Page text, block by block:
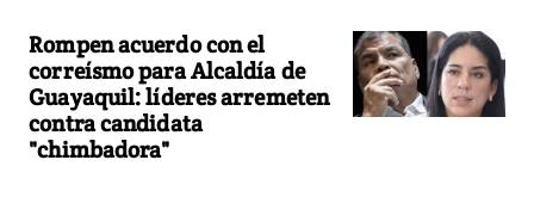
Rompen acuerdo con el
correísmo para Alcaldía de
Guayaquil: líderes arremeten
contra candidata
"chimbadora"